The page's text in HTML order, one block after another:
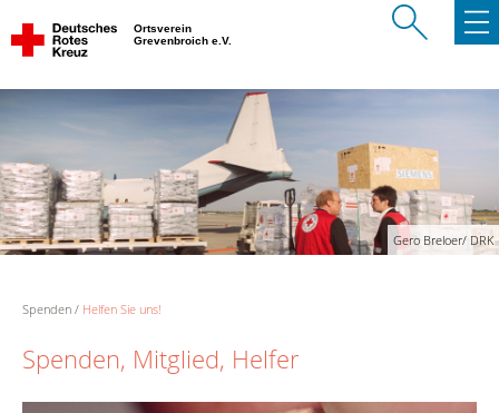
Ortsverein
Grevenbroich e.V.
Gero Breloer/ DRK
Spenden Helfen Sie uns!
Spenden, Mitglied, Helfer